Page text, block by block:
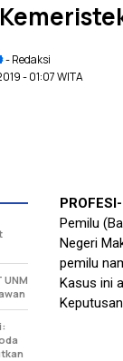
- Redaksi
- 01:07 WITA
Pemilu
Negeri
pemilu
Kasus ini
UNM